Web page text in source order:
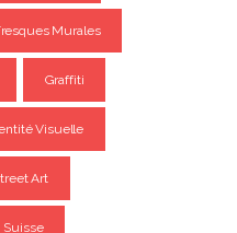
Murales
Graffiti
Visuelle
Art
Suisse